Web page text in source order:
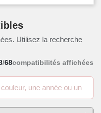
Utilisez la recherche
/68compatibilités affichées